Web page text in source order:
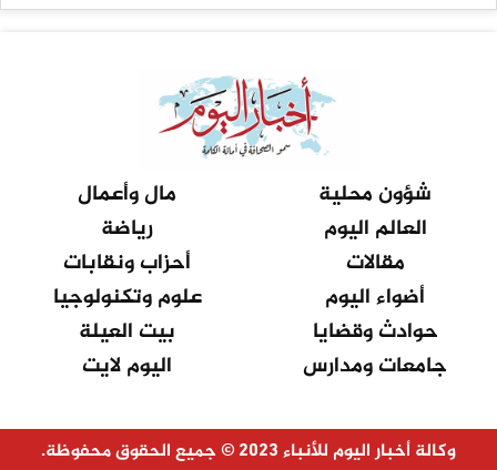
شؤون محلية
مال وأعمال
العالم اليوم
رياضة
مقالات
أحزاب ونقابات
أضواء اليوم
علوم وتكنولوجيا
حوادث وقضايا
بيت العيلة
جامعات ومدارس
اليوم لايت
وكالة أخبار اليوم للأنباء 2023 © جميع الحقوق محفوظة.